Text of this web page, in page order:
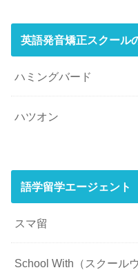
英語発音矯正スクール
ハミングバード
ハツオン
語学留学エージェント
スマ留
School With（スクール